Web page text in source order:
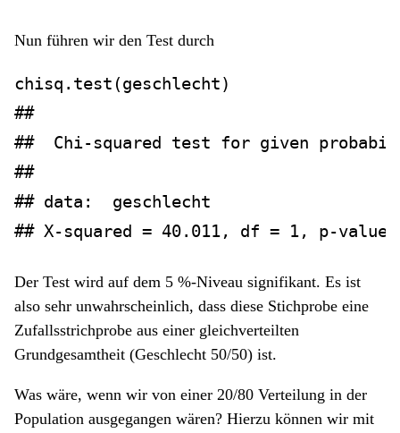
Nun führen wir den Test durch
chisq.test (geschlecht)
##
##  Chi-squared test for given
##
## data:  geschlecht
## X-squared = 40.011, df = 1, p-value =
Der Test wird auf dem 5 %-Niveau signifikant. Es ist
also sehr unwahrscheinlich, dass diese Stichprobe eine
Zufallsstrichprobe aus einer gleichverteilten
Grundgesamtheit (Geschlecht 50/50) ist.
Was wäre, wenn wir von einer 20/80 Verteilung in der
Population ausgegangen wären? Hierzu können wir mit